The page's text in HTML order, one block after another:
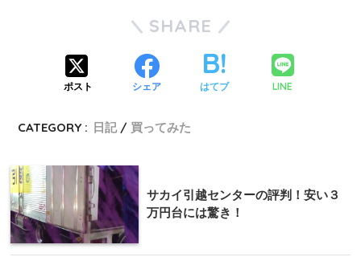
SHARE
ポスト シェア はてブ LINE
CATEGORY : 日記 買ってみた
サカイ引越センターの評判！安い３
万円台には驚き！